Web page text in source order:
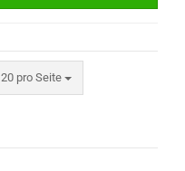
20 pro Seite
pro Seite